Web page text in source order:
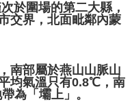
於圍場的第二大縣，
交界，北面毗鄰內蒙
南部屬於燕山山脈山
均氣溫只有0.8℃，南
為「壩上」。